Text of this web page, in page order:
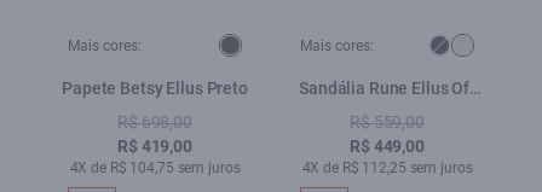
Mais cores:
Papete Betsy Ellus Preto
R$ 698,00
R$ 419,00
4X de R$ 104,75 sem juros
Mais cores:
Sandália Rune Ellus Off
White
R$ 559,00
R$ 449,00
4X de R$ 112,25 sem juros